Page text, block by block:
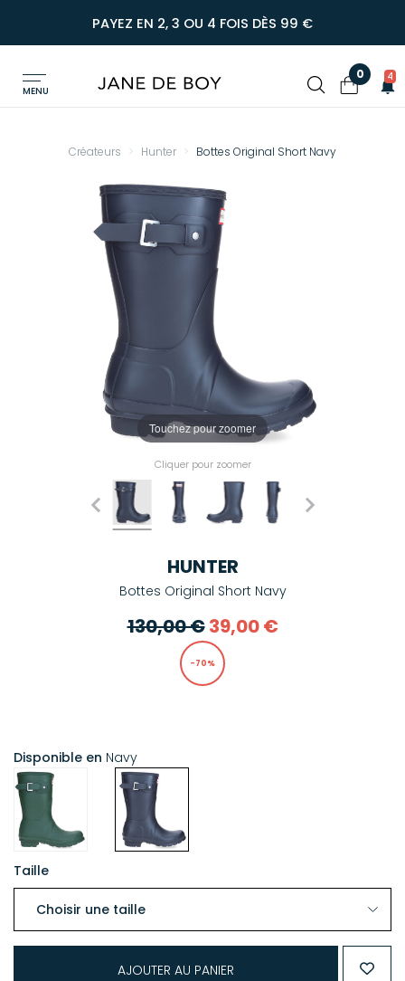
PAYEZ EN 2, 3 OU 4 FOIS DÈS 99 €
MENU
0 4
Créateurs Hunter Bottes Original Short Navy
Touchez pour zoomer
Cliquer pour zoomer
HUNTER
Bottes Original Short Navy
130,00 €39,00 €
-70%
Disponible en Navy
Taille
AJOUTER AU PANIER